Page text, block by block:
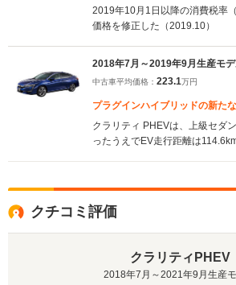
2019年10月1日以降の消費税率
価格を修正した（2019.10）
2018年7月～2019年9月生産モ
中古車平均価格： 223.1万円
プラグインハイブリッドの新た
クラリティ PHEVは、上級セダ
ったうえでEV走行距離は
上させた。さらに、EVドライブ
イブ、エンジンドライブの3つの
載し、状況に応じて最適なモー
急速充電、外部給電も可能な充
含め新世代に対応した1台となっ
（2018.7）
クチコミ評価
クラリティPHEV
2018年7月～2021年9月生産